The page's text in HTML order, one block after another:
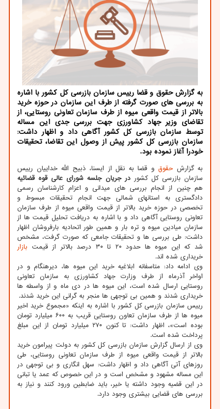
به گزارش حقوق و قضا رییس سازمان بازرسی کل کشور با اشاره
به بررسی های صورت گرفته از طرف این سازمان در حوزه خرید
بالاتر از قیمت واقعی میوه از طرف سازمان تعاونی روستایی، از
تقاضای وزیر جهاد کشاورزی جهت بررسی جدی این مساله
توسط سازمان بازرسی کل کشور آگاهی داد و اظهار داشت:
سازمان بازرسی کل کشور پیش از وصول این تقاضا، تحقیقات
خودرا آغاز نموده بود.
به گزارش حقوق و قضا به نقل از ایسنا، ذبیح الله خداییان رییس
سازمان بازرسی کل کشوردر جریان جلسه شورای عالی قوه قضائیه
هم چنین از انجام بررسی های میدانی و اعزام کارشناسان رسمی
دادگستری به استانهای شمالی جهت انجام تحقیقات مبسوط و
تخصصی در حوزه خرید بالاتر از قیمت واقعی میوه از طرف سازمان
تعاونی روستایی آگاهی داد و با اشاره به دریافت تحلیل قیمت ها از
سازمان میادین میوه و تره بار و همین طور اتحادیه بارفروشان اظهار
داشت: طی بررسی ها و تحقیقات جامعی که صورت گرفت، مشخص
شد که این میوه ها حدود ۲۰ تا ۳۰ درصد بالاتر از قیمت
بازار
خریداری شده اند.
وی ادامه داد: متاسفانه ابلاغیه خرید این میوه ها، دیرهنگام و در
اواخر آذرماه از طرف وزارت جهاد کشاورزی به سازمان تعاونی
روستایی ارسال شده است، این میوه ها در دی ماه و از واسطه ها
خریداری شدند و همین بی توجهی ها منجر به گرانی این خرید شدند.
رییس سازمان بازرسی کل کشور با اشاره به اینکه «مجموع خرید اخیر
میوه ها از طرف سازمان تعاون روستایی قریب به ۶۰۰ میلیارد تومان
بوده است»، اظهار داشت: تا کنون ۲۷۰ میلیارد تومان از این مبلغ
پرداخت شده است.
وی از ارسال گزارش سازمان بازرسی کل کشور به دولت پیرامون خرید
بالاتر از قیمت واقعی میوه از طرف سازمان تعاونی روستایی، طی
روزهای آتی آگاهی داد و اظهار داشت: سهل انگاری و بی توجهی در
این مساله مشهود و مشخص است و در این خصوص که عمد یا تبانی
در این قضیه وجود داشته یا خیر، باید ضابطین ورود کنند و نیاز به
بررسی های قضایی بیشتری وجود دارد.